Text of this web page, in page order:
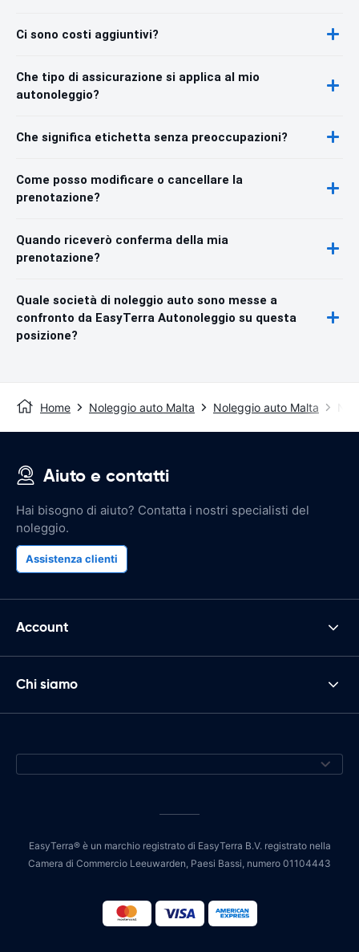
Ci sono costi aggiuntivi?
Che tipo di assicurazione si applica al mio
autonoleggio?
Che significa etichetta senza preoccupazioni?
Come posso modificare o cancellare la
prenotazione?
Quando riceverò conferma della mia
prenotazione?
Quale società di noleggio auto sono messe a
confronto da EasyTerra Autonoleggio su questa
posizione?
Home Noleggio auto Malta Noleggio auto Malta
Aiuto e contatti
Hai bisogno di aiuto? Contatta i nostri specialisti del
noleggio.
Assistenza clienti
Account
Chi siamo
EasyTerra® è un marchio registrato di EasyTerra B.V. registrato nella
Camera di Commercio Leeuwarden, Paesi Bassi, numero 01104443